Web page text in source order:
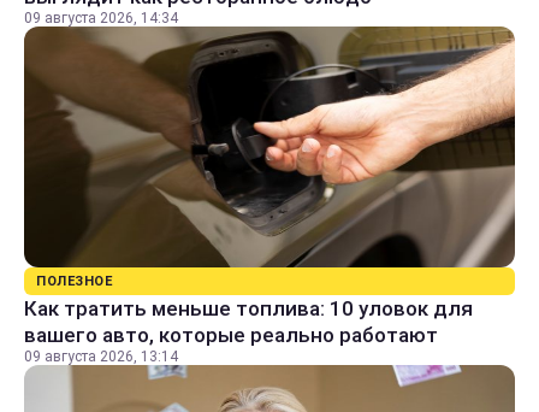
09 августа 2026, 14:34
ПОЛЕЗНОЕ
Как тратить меньше топлива: 10 уловок для
вашего авто, которые реально работают
09 августа 2026, 13:14